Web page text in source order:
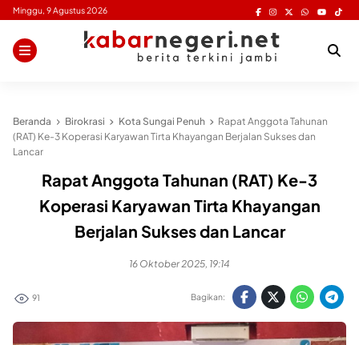
Skip
content
Minggu, 9 Agustus 2026
Beranda Birokrasi Kota Sungai Penuh
Rapat Anggota Tahunan
(RAT) Ke-3 Koperasi Karyawan Tirta Khayangan Berjalan Sukses dan
Lancar
Rapat Anggota Tahunan (RAT) Ke-3
Koperasi Karyawan Tirta Khayangan
Berjalan Sukses dan Lancar
16 Oktober 2025, 19:14
91 Bagikan: